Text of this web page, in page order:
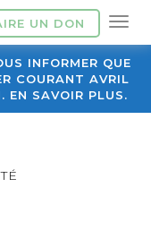
UN DON
INFORMER QUE
COURANT AVRIL
EN SAVOIR PLUS.